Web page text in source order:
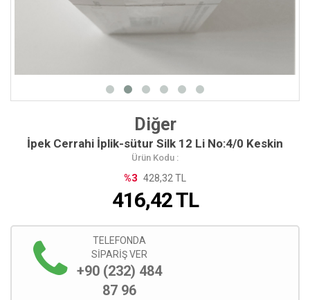
Diğer
İpek Cerrahi İplik-sütur Silk 12 Li No:4/0 Keskin
Ürün Kodu :
%3 428,32 TL
416,42TL
TELEFONDA
SİPARİŞ VER
+90 (232) 484
87 96